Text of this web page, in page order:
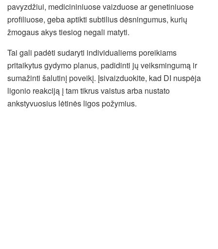
pavyzdžiui, medicininiuose vaizduose ar genetiniuose
profiliuose, geba aptikti subtilius dėsningumus, kurių
žmogaus akys tiesiog negali matyti.
Tai gali padėti sudaryti individualiems poreikiams
pritaikytus gydymo planus, padidinti jų veiksmingumą ir
sumažinti šalutinį poveikį. Įsivaizduokite, kad DI nuspėja
ligonio reakciją į tam tikrus vaistus arba nustato
ankstyvuosius lėtinės ligos požymius.